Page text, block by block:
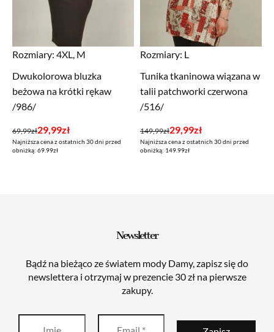
Rozmiary: 4XL, M
Dwukolorowa bluzka
beżowa na krótki rękaw
/986/
69,99zł
Pierwotna
cena
29,99zł
Aktualna
cena
Najniższa cena z ostatnich 30 dni przed
obniżką: 69.99zł
Rozmiary: L
Tunika tkaninowa wiązana w
talii patchworki czerwona
/516/
149,99zł
Pierwotna
cena
29,99zł
Aktualna
cena
Najniższa cena z ostatnich 30 dni przed
obniżką: 149.99zł
Newsletter
Bądź na bieżąco ze światem mody Damy, zapisz się do
newslettera i otrzymaj w prezencie 30 zł na pierwsze
zakupy.